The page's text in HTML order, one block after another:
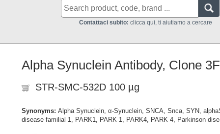
Contattaci subito: clicca qui, ti aiutiamo a cercare
Alpha Synuclein Antibody, Clone
STR-SMC-532D 100 µg
Synonyms: Alpha Synuclein, α-Synuclein, SNCA, Snca, SYN,
disease familial 1, PARK1, PARK 1, PARK4, PARK 4, Parkinson